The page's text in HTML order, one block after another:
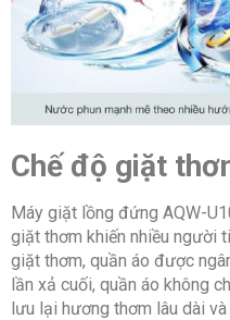
Chế độ giặt
Máy giặt lồng đứng AQW-
giặt thơm khiến nhiều người
giặt thơm, quần áo được
lần xả cuối, quần áo không
lưu lại hương thơm lâu dài